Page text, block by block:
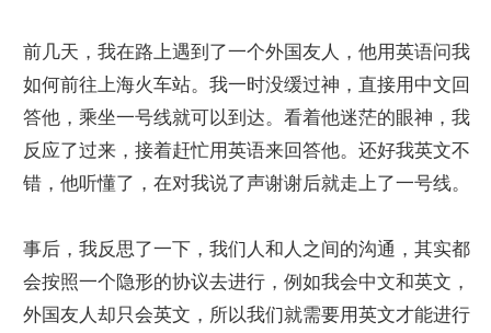
前几天，我在路上遇到了一个外国友人，他用英语问我
如何前往上海火车站。我一时没缓过神，直接用中文回
答他，乘坐一号线就可以到达。看着他迷茫的眼神，我
反应了过来，接着赶忙用英语来回答他。还好我英文不
错，他听懂了，在对我说了声谢谢后就走上了一号线。
事后，我反思了一下，我们人和人之间的沟通，其实都
会按照一个隐形的协议去进行，例如我会中文和英文，
外国友人却只会英文，所以我们就需要用英文才能进行